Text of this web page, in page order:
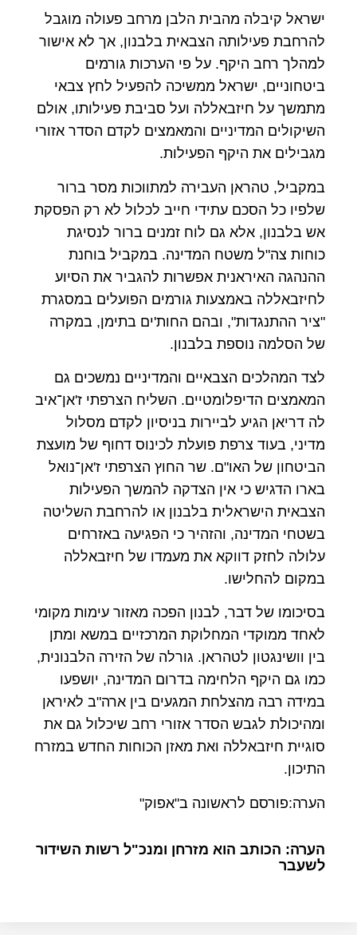
ישראל קיבלה מהבית הלבן מרחב פעולה מוגבל
להרחבת פעילותה הצבאית בלבנון, אך לא אישור
למהלך רחב היקף. על פי הערכות גורמים
ביטחוניים, ישראל ממשיכה להפעיל לחץ צבאי
מתמשך על חיזבאללה ועל סביבת פעילותו, אולם
השיקולים המדיניים והמאמצים לקדם הסדר אזורי
מגבילים את היקף הפעילות.
במקביל, טהראן העבירה למתווכות מסר ברור
שלפיו כל הסכם עתידי חייב לכלול לא רק הפסקת
אש בלבנון, אלא גם לוח זמנים ברור לנסיגת
כוחות צה"ל משטח המדינה. במקביל בוחנת
ההנהגה האיראנית אפשרות להגביר את הסיוע
לחיזבאללה באמצעות גורמים הפועלים במסגרת
"ציר ההתנגדות", ובהם החות'ים בתימן, במקרה
של הסלמה נוספת בלבנון.
לצד המהלכים הצבאיים והמדיניים נמשכים גם
המאמצים הדיפלומטיים. השליח הצרפתי ז'אן־איב
לה דריאן הגיע לביירות בניסיון לקדם מסלול
מדיני, בעוד צרפת פועלת לכינוס דחוף של מועצת
הביטחון של האו"ם. שר החוץ הצרפתי ז'אן־נואל
בארו הדגיש כי אין הצדקה להמשך הפעילות
הצבאית הישראלית בלבנון או להרחבת השליטה
בשטחי המדינה, והזהיר כי הפגיעה באזרחים
עלולה לחזק דווקא את מעמדו של חיזבאללה
במקום להחלישו.
בסיכומו של דבר, לבנון הפכה מאזור עימות מקומי
לאחד ממוקדי המחלוקת המרכזיים במשא ומתן
בין וושינגטון לטהראן. גורלה של הזירה הלבנונית,
כמו גם היקף הלחימה בדרום המדינה, יושפעו
במידה רבה מהצלחת המגעים בין ארה"ב לאיראן
ומהיכולת לגבש הסדר אזורי רחב שיכלול גם את
סוגיית חיזבאללה ואת מאזן הכוחות החדש במזרח
התיכון.
הערה:פורסם לראשונה ב"אפוק"
הערה: הכותב הוא מזרחן ומנכ"ל רשות השידור
לשעבר